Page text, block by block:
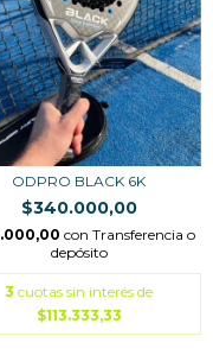
ODPRO BLACK 6K
$340.000,00
con Transferencia o
depósito
3 cuotas sin interés de
$113.333,33